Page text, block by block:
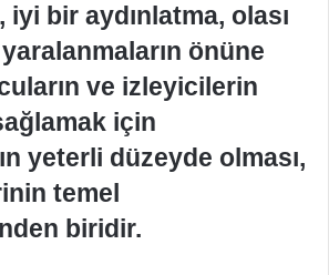
bir aydınlatma, olası
önüne
ve izleyicilerin
için
yeterli düzeyde olması,
temel
biridir.